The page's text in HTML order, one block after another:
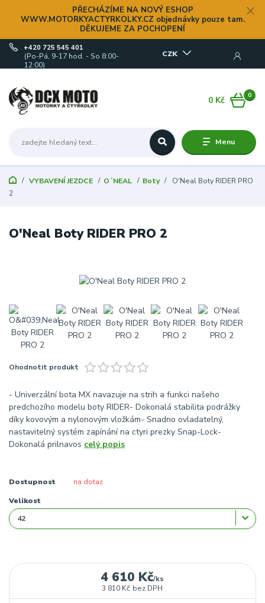
PŘECHÁZÍME NA NOVÝ ESHOP
WWW.MOTORKYACTYRKOLKY.CZ objednávky pouze tam.
DĚKUJEME ZA POCHOPENÍ
Menu
CZK
+420 725 545 401
(Po-Pá, 9-17 hod. - So 8:00-
12:00)
0
0 Kč
VYBAVENÍ JEZDCE O´NEAL Boty
O'Neal Boty RIDER PRO
2
O'Neal Boty RIDER PRO 2
Ohodnotit produkt
- Univerzální bota MX navazuje na strih a funkci našeho
predchozího modelu boty RIDER- Dokonalá stabilita podrážky
díky kovovým a nylonovým vložkám- Snadno ovladatelný,
nastavitelný systém zapínání na ctyri prezky Snap-Lock-
Dokonalá prilnavos celý popis
Dostupnost na dotaz
Velikost
4 610 Kč/ks
3 810 Kč bez DPH